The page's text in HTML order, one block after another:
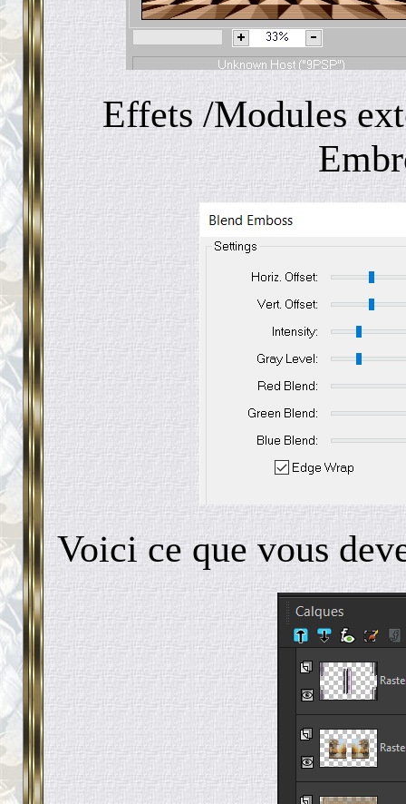
Effets /Modules
Voici ce que vous